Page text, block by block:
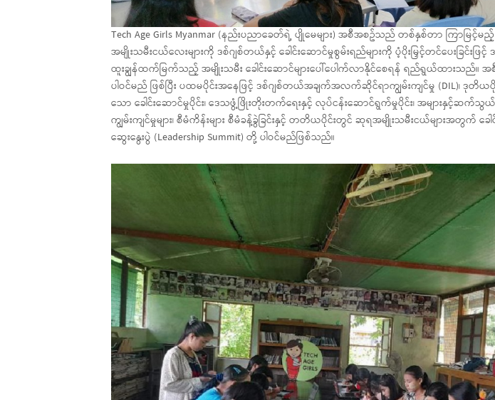
Tech Age Girls Myanmar (နည်းပညာခေတ်ရဲ့ ပျိုမေများ) အစီအစဥ်သည် တစ်နှစ်တာ ကြာမြင့်မည့်
အမျိုးသမီးငယ်လေးများကို ဒစ်ဂျစ်တယ်နှင့် ခေါင်းဆောင်မှုစွမ်းရည်များကို ပံ့ပိုးမြှင့်တင်ပေးခြင်း
ထူးချွန်ထက်မြက်သည့် အမျိုးသမီး ခေါင်းဆောင်များပေါ်ပေါက်လာနိုင်စေရန် ရည်ရွယ်ထားသည်။
ပါဝင်မည် ဖြစ်ပြီး ပထမပိုင်းအနေဖြင့် ဒစ်ဂျစ်တယ်အချက်အလက်ဆိုင်ရာကျွမ်းကျင်မှု (DIL)၊ ဒုတိယပို
သော ခေါင်းဆောင်မှုပိုင်း၊ ဒေသဖွံ့ဖြိုးတိုးတက်ရေးနှင့် လုပ်ငန်းဆောင်ရွက်မှုပိုင်း၊ အများနှ
ကျွမ်းကျင်မှုများ၊ စီမံကိန်းများ စီမံခန့်ခွဲခြင်းနှင့် တတိယပိုင်းတွင် ဆုရအမျိုးသမီးငယ်များအတွက်
ဆွေးနွေးပွဲ (Leadership Summit) တို့ ပါဝင်မည်ဖြစ်သည်။